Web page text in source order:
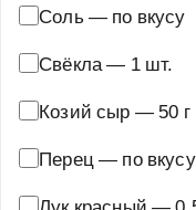
желательно с
рецепт, и вы не
Основные блюда·Мясные
Соль — по вкусу
Свёкла— 1 шт.
Козий сыр — 50 г
Перец — по вкусу
Лук красный —